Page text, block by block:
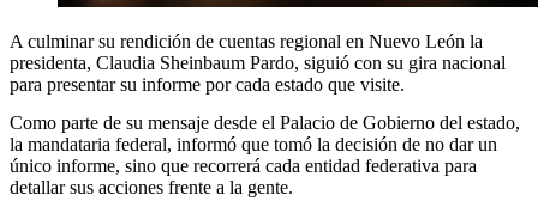
A culminar su rendición de cuentas regional en Nuevo León la
presidenta, Claudia Sheinbaum Pardo, siguió con su gira nacional
para presentar su informe por cada estado que visite.
Como parte de su mensaje desde el Palacio de Gobierno del estado,
la mandataria federal, informó que tomó la decisión de no dar un
único informe, sino que recorrerá cada entidad federativa para
detallar sus acciones frente a la gente.